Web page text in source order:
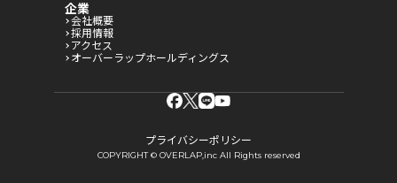
企業
会社概要
採用情報
アクセス
オーバーラップホールディングス
プライバシーポリシー
COPYRIGHT © OVERLAP,inc All Rights reserved